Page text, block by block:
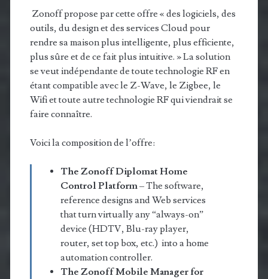
Zonoff propose par cette offre « des logiciels, des
outils, du design et des services Cloud pour
rendre sa maison plus intelligente, plus efficiente,
plus sûre et de ce fait plus intuitive. » La solution
se veut indépendante de toute technologie RF en
étant compatible avec le Z-Wave, le Zigbee, le
Wifi et toute autre technologie RF qui viendrait se
faire connaître.
Voici la composition de l’offre:
The Zonoff Diplomat Home
Control Platform– The software,
reference designs and Web services
that turn virtually any “always-on”
device (HDTV, Blu-ray player,
router, set top box, etc.) into a home
automation controller.
The Zonoff Mobile Manager for